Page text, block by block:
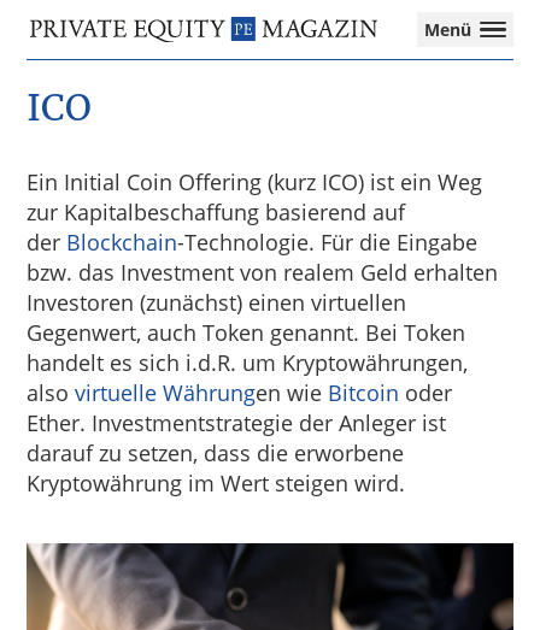
Hauptnavigation
springen
Inhalt
springen
Seitenspalte
springen
Private
Equity
Das
für
Equity-
Branche
–
Investment
Funds
I
M&A
I
Tax
Menü
ICO
Ein Initial Coin Offering (kurz ICO) ist ein Weg
zur Kapitalbeschaffung basierend auf
der Blockchain-Technologie. Für die Eingabe
bzw. das Investment von realem Geld erhalten
Investoren (zunächst) einen virtuellen
Gegenwert, auch Token genannt. Bei Token
handelt es sich i.d.R. um Kryptowährungen,
alsovirtuelle Währungen wie Bitcoin oder
Ether. Investmentstrategie der Anleger ist
darauf zu setzen, dass die erworbene
Kryptowährung im Wert steigen wird.